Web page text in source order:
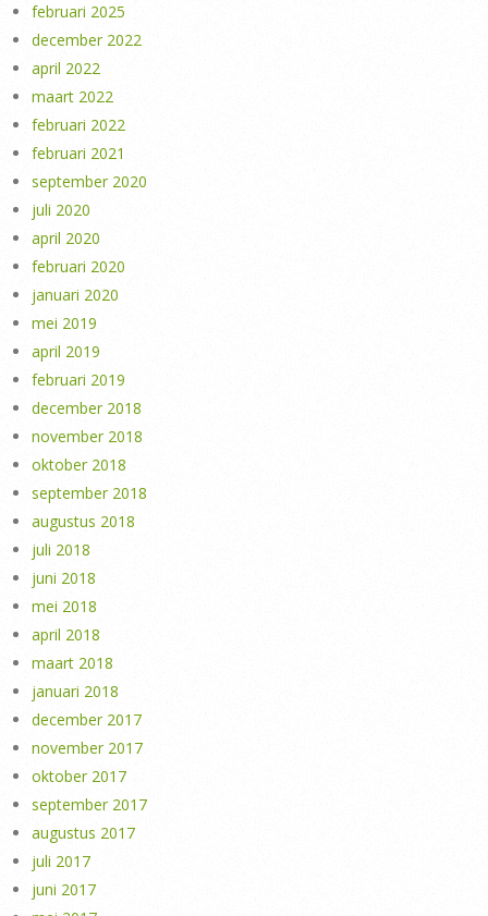
februari 2025
december 2022
april 2022
maart 2022
februari 2022
februari 2021
september 2020
juli 2020
april 2020
februari 2020
januari 2020
mei 2019
april 2019
februari 2019
december 2018
november 2018
oktober 2018
september 2018
augustus 2018
juli 2018
juni 2018
mei 2018
april 2018
maart 2018
januari 2018
december 2017
november 2017
oktober 2017
september 2017
augustus 2017
juli 2017
juni 2017